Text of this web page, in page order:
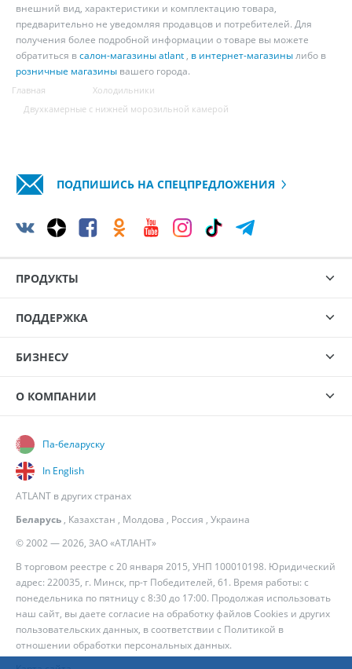
внешний вид, характеристики и комплектацию товара,
предварительно не уведомляя продавцов и потребителей. Для
получения более подробной информации о товаре вы можете
обратиться всалон-магазины atlant , в интернет-магазинылибо в
розничные магазины вашего города.
Главная
Холодильники
Двухкамерные с нижней морозильной камерой
ПОДПИШИСЬ НА СПЕЦПРЕДЛОЖЕНИЯ
ПРОДУКТЫ
ПОДДЕРЖКА
БИЗНЕСУ
О КОМПАНИИ
© 2002 — 2026, ЗАО «АТЛАНТ»
В торговом реестре с 20 января 2015, УНП 100010198. Юридический
адрес: 220035, г. Минск, пр-т Победителей, 61. Время работы: с
понедельника по пятницу с 8:30 до 17:00. Продолжая использовать
наш сайт, вы даете согласие на обработку файлов Cookies и других
пользовательских данных, в соответствии с Политикой в
отношении обработки персональных данных.
Па-беларуску
In English
ATLANT в других странах
Беларусь , Казахстан , Молдова , Россия , Украина